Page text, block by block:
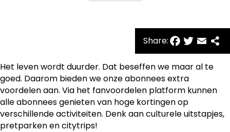
Share:
Het leven wordt duurder. Dat beseffen we maar al te
goed. Daarom bieden we onze abonnees extra
voordelen aan. Via het fanvoordelen platform kunnen
alle abonnees genieten van hoge kortingen op
verschillende activiteiten. Denk aan culturele uitstapjes,
pretparken en citytrips!